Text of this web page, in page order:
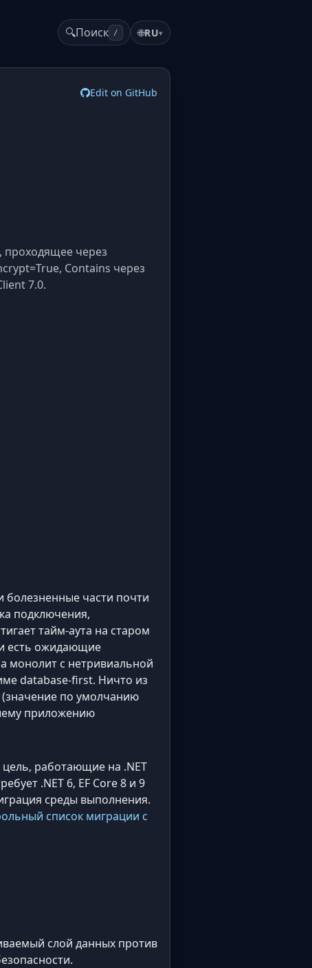
🔍Поиск / 🌐RU▾
Edit on GitHub
проходящее через
Contains через
7.0.
болезненные части почти
подключения,
тайм-аута на старом
есть ожидающие
монолит с нетривиальной
database-first. Ничто из
(значение по умолчанию
приложению
цель, работающие на .NET
.NET 6, EF Core 8 и 9
среды выполнения.
список миграции с
слой данных против